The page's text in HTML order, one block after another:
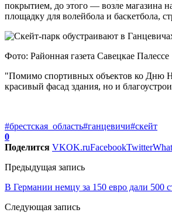
покрытием, до этого — возле магазина
площадку для волейбола и баскетбола,
Фото: Районная газета Савецкае Палессе
"Помимо спортивных объектов ко Дню
красивый фасад здания, но и
#брестская_область#ганцевичи#скейт
0
Поделится VKOK.ruFacebookTwitter
Предыдущая запись
В Германии немцу за 150 евро дали 500
Следующая запись